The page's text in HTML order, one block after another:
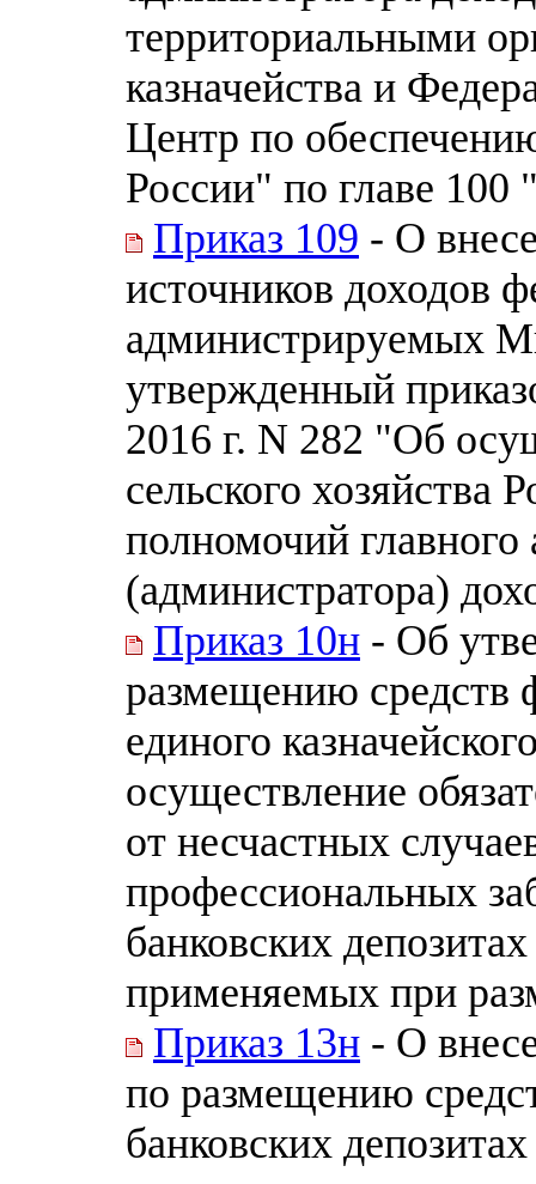
территориальными
казначейства и
Центр по
России" по главе 100
Приказ 109 - О
источников доходов
администрируемых
утвержденный
2016 г. N 282 "Об
сельского хозяйства
полномочий главного
(администратора)
Приказ 10н - Об
размещению средств
единого
осуществление
от несчастных
профессиональных
банковских
применяемых при
Приказ 13н - О
по размещению
банковских